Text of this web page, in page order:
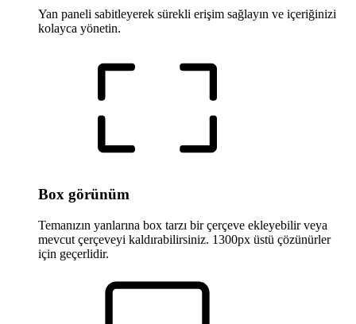
Yan paneli sabitleyerek sürekli erişim sağlayın ve içeriğinizi
kolayca yönetin.
Box görünüm
Temanızın yanlarına box tarzı bir çerçeve ekleyebilir veya
mevcut çerçeveyi kaldırabilirsiniz. 1300px üstü çözünürler
için geçerlidir.